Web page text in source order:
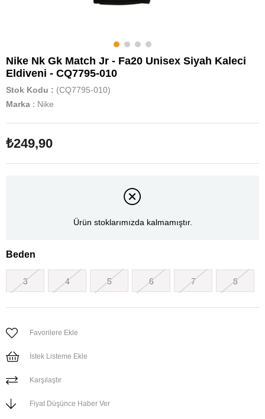
Nike Nk Gk Match Jr - Fa20 Unisex Siyah Kaleci
Eldiveni - CQ7795-010
Stok Kodu
(CQ7795-010)
Marka : Nike
₺249,90
Ürün stoklarımızda kalmamıştır.
Beden
3 4 5 6 7 8
Favorilere Ekle
İstek Listeme Ekle
Karşılaştır
Fiyat Düşünce Haber Ver